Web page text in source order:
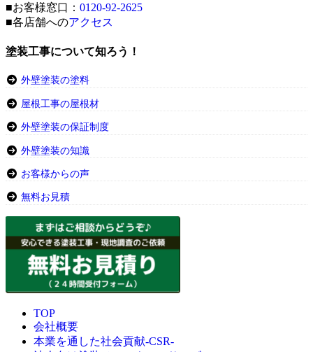
■お客様窓口： 0120-92-2625
■各店舗へのアクセス
塗装工事について知ろう！
外壁塗装の塗料
屋根工事の屋根材
外壁塗装の保証制度
外壁塗装の知識
お客様からの声
無料お見積
TOP
会社概要
本業を通した社会貢献-CSR-